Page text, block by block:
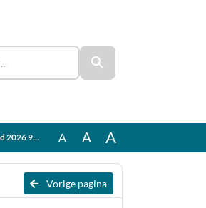
9838963 A A A
Vorige pagina